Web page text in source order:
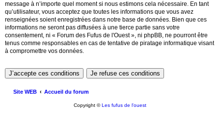
message à n’importe quel moment si nous estimons cela nécessaire. En tant
qu’utilisateur, vous acceptez que toutes les informations que vous avez
renseignées soient enregistrées dans notre base de données. Bien que ces
informations ne seront pas diffusées à une tierce partie sans votre
consentement, ni « Forum des Fufus de l'Ouest », ni phpBB, ne pourront être
tenus comme responsables en cas de tentative de piratage informatique visant
à compromettre vos données.
Site WEB Accueil du forum
Copyright ©Les fufus de l'ouest